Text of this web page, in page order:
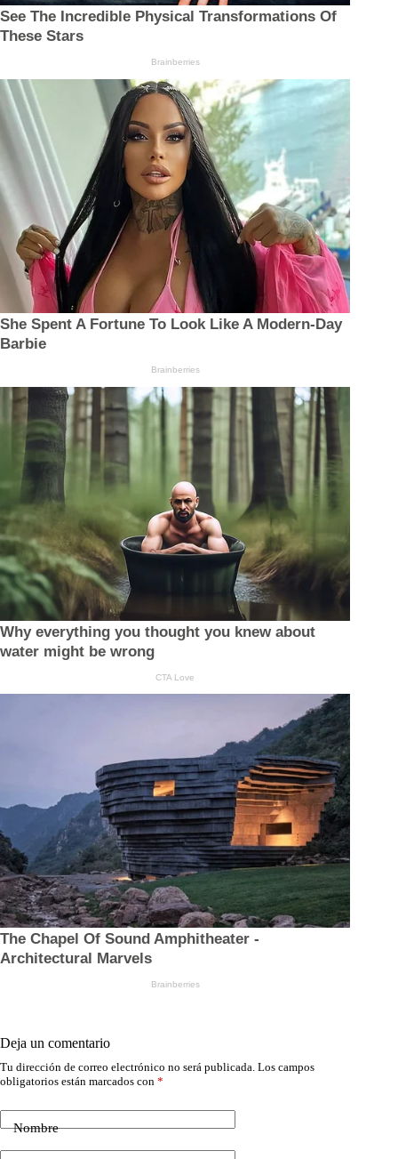
Deja un comentario
Tu dirección de correo electrónico no será publicada. Los campos
obligatorios están marcados con *
Nombre